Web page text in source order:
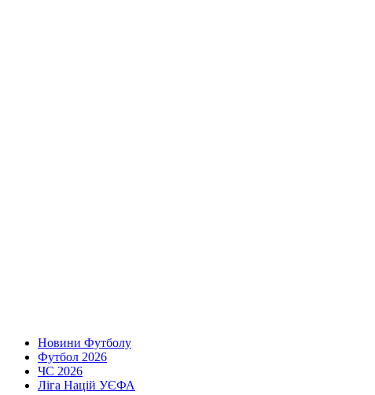
Новини Футболу
Футбол 2026
ЧС 2026
Ліга Націй УЄФА